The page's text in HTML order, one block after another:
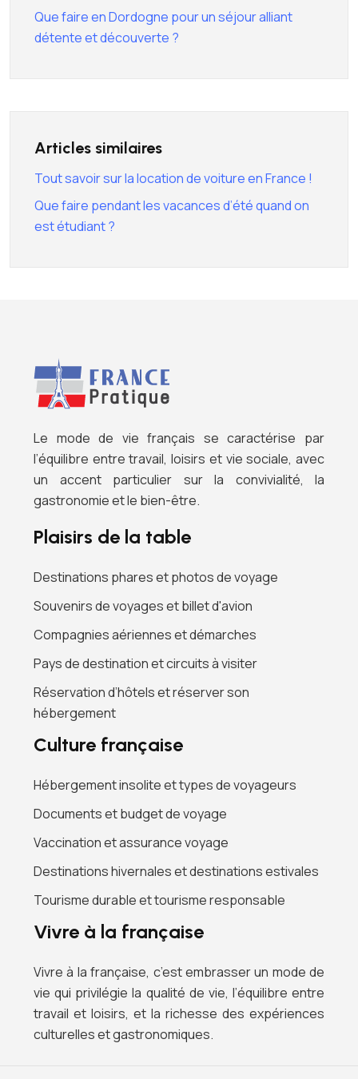
Que faire en Dordogne pour un séjour alliant
détente et découverte ?
Articles similaires
Tout savoir sur la location de voiture en France !
Que faire pendant les vacances d’été quand on
est étudiant ?
Le mode de vie français se caractérise par
l’équilibre entre travail, loisirs et vie sociale, avec
un accent particulier sur la convivialité, la
gastronomie et le bien-être.
Plaisirs de la table
Destinations phares et photos de voyage
Souvenirs de voyages et billet d'avion
Compagnies aériennes et démarches
Pays de destination et circuits à visiter
Réservation d’hôtels et réserver son
hébergement
Culture française
Hébergement insolite et types de voyageurs
Documents et budget de voyage
Vaccination et assurance voyage
Destinations hivernales et destinations estivales
Tourisme durable et tourisme responsable
Vivre à la française
Vivre à la française, c’est embrasser un mode de
vie qui privilégie la qualité de vie, l’équilibre entre
travail et loisirs, et la richesse des expériences
culturelles et gastronomiques.